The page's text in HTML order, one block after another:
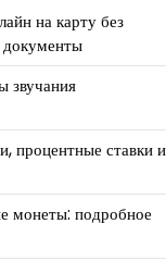
на карту без
документы
звучания
процентные ставки и
монеты: подробное